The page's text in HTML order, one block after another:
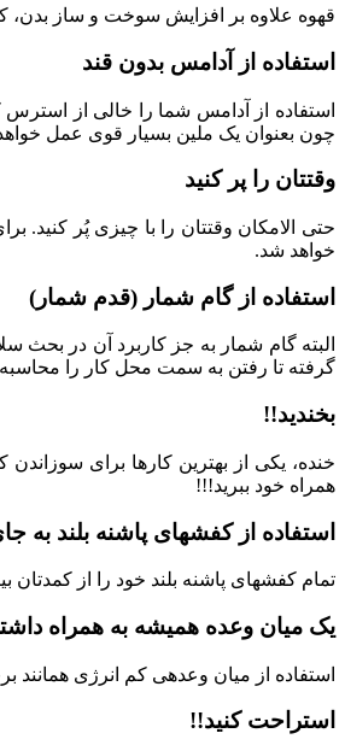
قهوه علاوه بر افزایش سوخت و ساز بدن،
استفاده از آدامس بدون قند
استفاده از آدامس شما را خالی از
چون بعنوان یک ملین بسیار قوی عمل
وقتتان را پر کنید
حتی الامکان وقتتان را با چیزی پُر کنید.
خواهد شد.
استفاده از گام شمار (قدم شمار)
البته گام شمار به جز کاربرد آن در بحث
گرفته تا رفتن به سمت محل کار را محاسبه
بخندید!!
همراه خود ببرید!!!
استفاده از کفش‏های پاشنه بلند به
تمام کفش‏های پاشنه بلند خود را از کمدتان
یک میان وعده همیشه به همراه
استفاده از میان وعده‏ی کم انرژی
استراحت کنید!!